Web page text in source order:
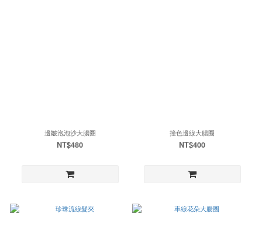
邊皺泡泡沙大腸圈
NT$480
撞色邊線大腸圈
NT$400